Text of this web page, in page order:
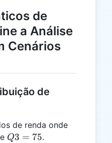
de
a Análise
Cenários
de
de renda onde
e Q3
Q3 = 75.